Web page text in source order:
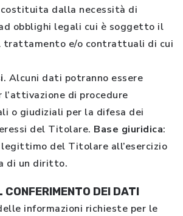
costituita dalla necessità di
obblighi legali cui è soggetto il
e/o contrattuali di cui
. Alcuni dati potranno essere
di procedure
o giudiziali per la difesa dei
del Titolare. Base giuridica:
del Titolare all’esercizio
di un diritto.
DEI DATI
informazioni richieste per le